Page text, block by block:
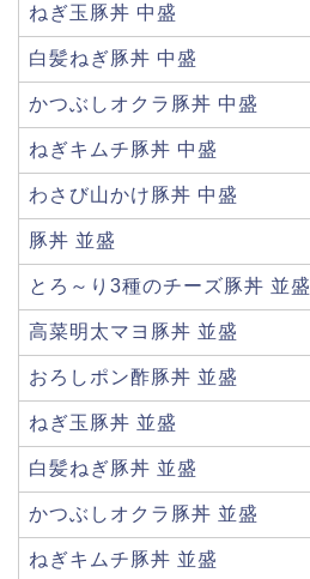
ねぎ玉豚丼 中盛
白髪ねぎ豚丼 中盛
かつぶしオクラ豚丼 中盛
ねぎキムチ豚丼 中盛
わさび山かけ豚丼 中盛
豚丼 並盛
とろ～り3種のチーズ豚丼 並盛
高菜明太マヨ豚丼 並盛
おろしポン酢豚丼 並盛
ねぎ玉豚丼 並盛
白髪ねぎ豚丼 並盛
かつぶしオクラ豚丼 並盛
ねぎキムチ豚丼 並盛